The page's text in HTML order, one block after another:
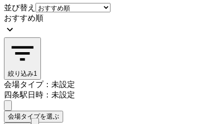
並び替え
おすすめ順
絞り込み1
会場タイプ：未設定
四条駅日時：未設定
会場タイプを選ぶ